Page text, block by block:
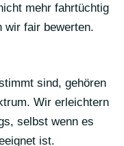
mehr fahrtüchtig
wir fair bewerten.
sind, gehören
Wir erleichtern
selbst wenn es
ist.